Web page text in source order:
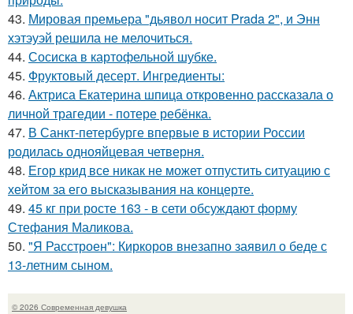
43. Мировая премьера "дьявол носит Prada 2", и Энн
хэтэуэй решила не мелочиться.
44. Сосиска в картофельной шубке.
45. Фруктовый десерт. Ингредиенты:
46. Актриса Екатерина шпица откровенно рассказала о
личной трагедии - потере ребёнка.
47. В Санкт-петербурге впервые в истории России
родилась однояйцевая четверня.
48. Егор крид все никак не может отпустить ситуацию с
хейтом за его высказывания на концерте.
49. 45 кг при росте 163 - в сети обсуждают форму
Стефания Маликова.
50. "Я Расстроен": Киркоров внезапно заявил о беде с
13-летним сыном.
© 2026 Современная девушка